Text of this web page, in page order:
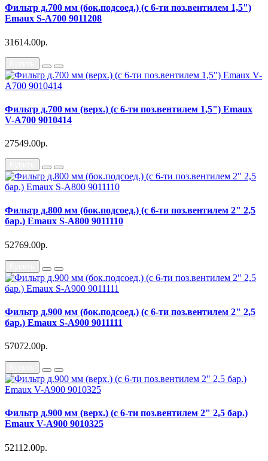
Фильтр д.700 мм (бок.подсоед.) (с 6-ти поз.вентилем 1,5")
Emaux S-A700 9011208
31614.00р.
Фильтр д.700 мм (верх.) (с 6-ти поз.вентилем 1,5") Emaux
V-A700 9010414
27549.00р.
Фильтр д.800 мм (бок.подсоед.) (с 6-ти поз.вентилем 2" 2,5
бар.) Emaux S-A800 9011110
52769.00р.
Фильтр д.900 мм (бок.подсоед.) (с 6-ти поз.вентилем 2" 2,5
бар.) Emaux S-A900 9011111
57072.00р.
Фильтр д.900 мм (верх.) (с 6-ти поз.вентилем 2" 2,5 бар.)
Emaux V-A900 9010325
52112.00р.